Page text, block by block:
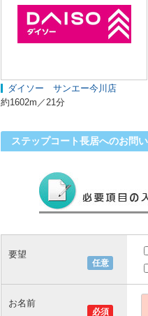
ダイソー サンエー今川店
約1602m／21分
ステップコート長居へのお問
任意
要望
必須
お名前